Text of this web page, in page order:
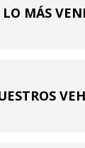
LO MÁS